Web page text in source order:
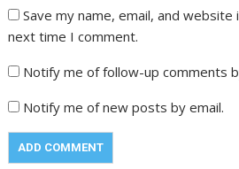
Save my name, email, and
next time I comment.
Notify me of follow-up comments
Notify me of new posts by email.